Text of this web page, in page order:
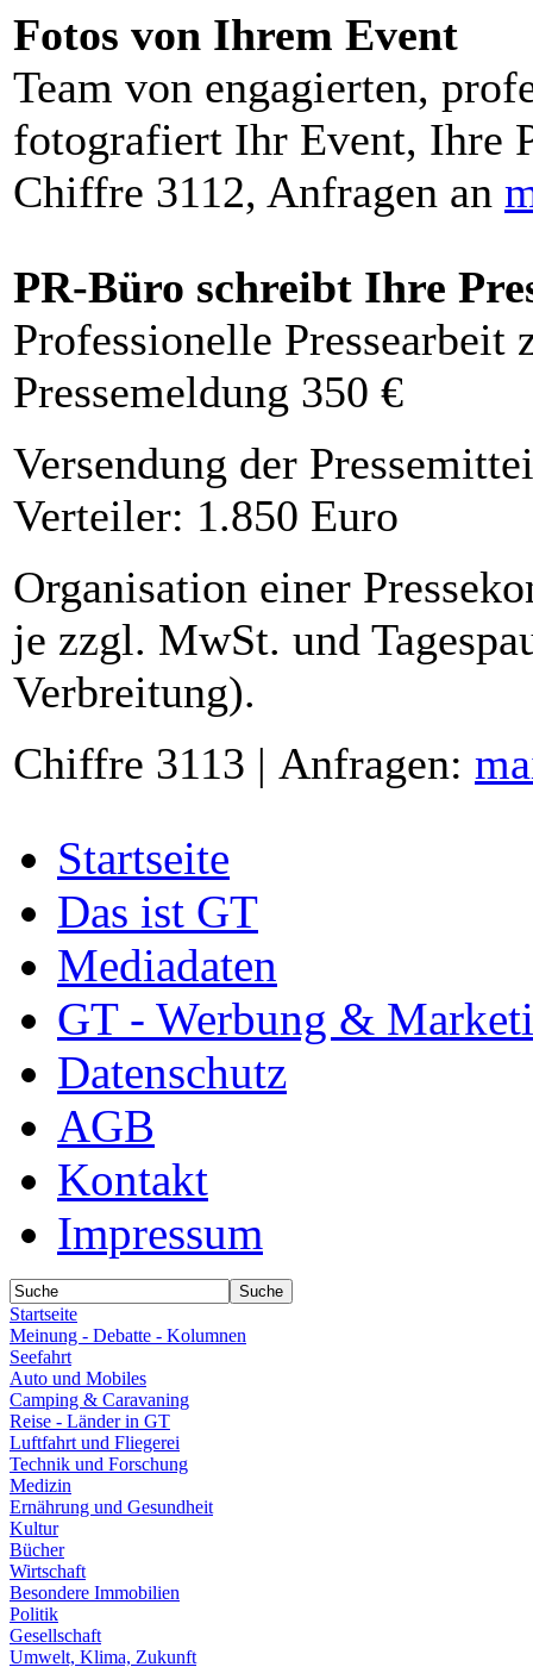
Fotos von Ihrem Event
Team von engagierten,
fotografiert Ihr Event, Ihre
Chiffre 3112, Anfragen an
PR-Büro schreibt Ihre
Professionelle Pressearbeit
Pressemeldung 350 €
Versendung der
Verteiler: 1.850 Euro
Organisation einer
je zzgl. MwSt. und
Verbreitung).
Chiffre 3113 | Anfragen:
Startseite
Das ist GT
Mediadaten
GT - Werbung &
Datenschutz
AGB
Kontakt
Impressum
Startseite
Meinung - Debatte - Kolumnen
Seefahrt
Auto und Mobiles
Camping & Caravaning
Reise - Länder in GT
Luftfahrt und Fliegerei
Technik und Forschung
Medizin
Ernährung und Gesundheit
Kultur
Bücher
Wirtschaft
Besondere Immobilien
Politik
Gesellschaft
Umwelt, Klima, Zukunft